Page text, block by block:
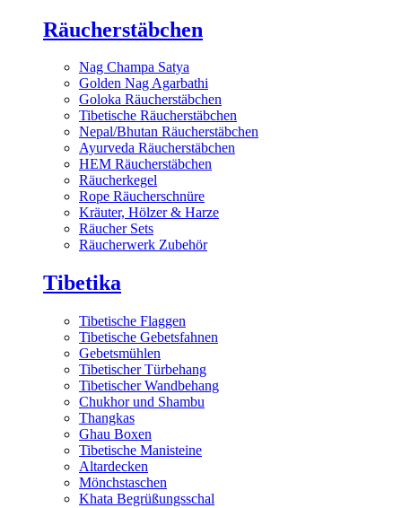
Räucherstäbchen
Nag Champa Satya
Golden Nag Agarbathi
Goloka Räucherstäbchen
Tibetische Räucherstäbchen
Nepal/Bhutan Räucherstäbchen
Ayurveda Räucherstäbchen
HEM Räucherstäbchen
Räucherkegel
Rope Räucherschnüre
Kräuter, Hölzer & Harze
Räucher Sets
Räucherwerk Zubehör
Tibetika
Tibetische Flaggen
Tibetische Gebetsfahnen
Gebetsmühlen
Tibetischer Türbehang
Tibetischer Wandbehang
Chukhor und Shambu
Thangkas
Ghau Boxen
Tibetische Manisteine
Altardecken
Mönchstaschen
Khata Begrüßungsschal